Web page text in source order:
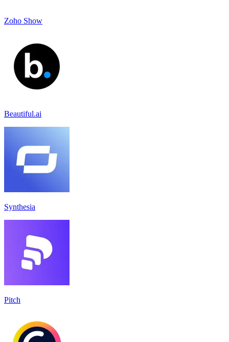
Zoho Show
Beautiful.ai
Synthesia
Pitch